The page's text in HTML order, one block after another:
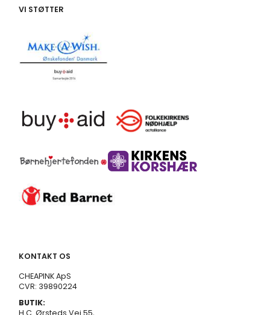
VI STØTTER
KONTAKT OS
CHEAPINK ApS
CVR: 39890224
BUTIK: